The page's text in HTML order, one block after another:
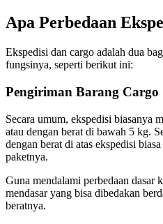
Apa Perbedaan
Ekspedisi dan cargo adalah dua
fungsinya, seperti berikut ini:
Pengiriman Barang Cargo
Secara umum, ekspedisi biasanya
atau dengan berat di bawah 5 kg.
dengan berat di atas ekspedisi
paketnya.
Guna mendalami perbedaan dasar
mendasar yang bisa dibedakan
beratnya.